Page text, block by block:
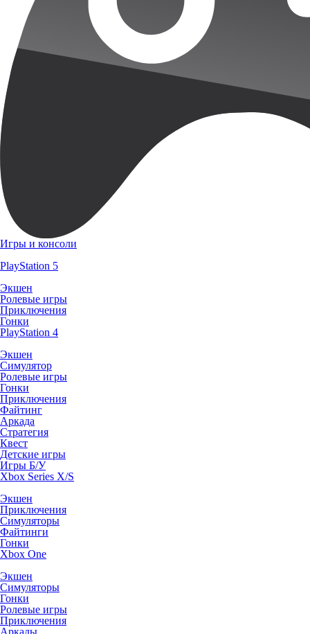
Игры и консоли
PlayStation 5
Экшен
Ролевые игры
Приключения
Гонки
PlayStation 4
Экшен
Симулятор
Ролевые игры
Гонки
Приключения
Файтинг
Аркада
Стратегия
Квест
Детские игры
Игры Б/У
Xbox Series X/S
Экшен
Приключения
Симуляторы
Файтинги
Гонки
Xbox One
Экшен
Симуляторы
Гонки
Ролевые игры
Приключения
Аркады